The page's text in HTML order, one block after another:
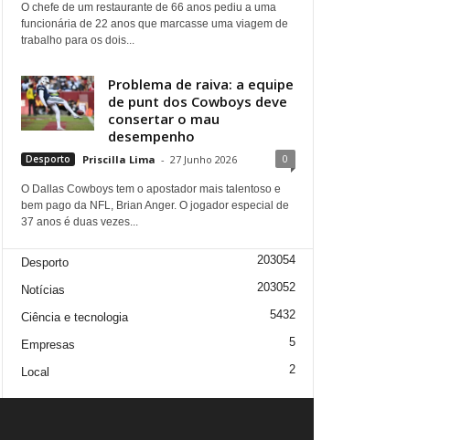
O chefe de um restaurante de 66 anos pediu a uma
funcionária de 22 anos que marcasse uma viagem de
trabalho para os dois...
Problema de raiva: a equipe
de punt dos Cowboys deve
consertar o mau
desempenho
Desporto Priscilla Lima - 27 Junho 2026 0
O Dallas Cowboys tem o apostador mais talentoso e
bem pago da NFL, Brian Anger. O jogador especial de
37 anos é duas vezes...
Desporto 203054
Notícias 203052
Ciência e tecnologia 5432
Empresas 5
Local 2